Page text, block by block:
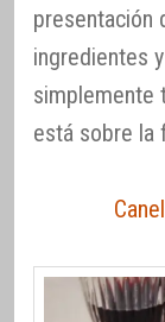
presentación
ingredientes
simplemente
está sobre la